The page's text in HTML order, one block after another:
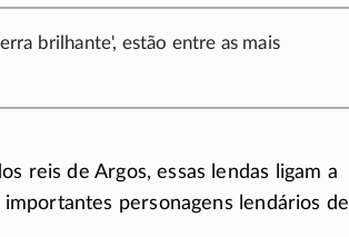
brilhante', estão entre as mais
reis de Argos, essas lendas ligam a
personagens lendários de